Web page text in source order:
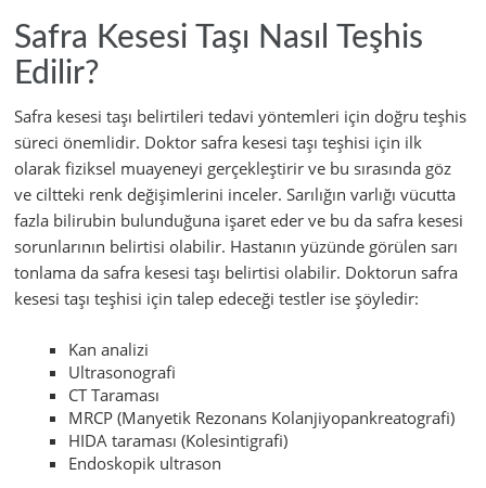
Safra Kesesi Taşı Nasıl Teşhis
Edilir?
Safra kesesi taşı belirtileri tedavi yöntemleri için doğru teşhis
süreci önemlidir. Doktor safra kesesi taşı teşhisi için ilk
olarak fiziksel muayeneyi gerçekleştirir ve bu sırasında göz
ve ciltteki renk değişimlerini inceler. Sarılığın varlığı vücutta
fazla bilirubin bulunduğuna işaret eder ve bu da safra kesesi
sorunlarının belirtisi olabilir. Hastanın yüzünde görülen sarı
tonlama da safra kesesi taşı belirtisi olabilir. Doktorun safra
kesesi taşı teşhisi için talep edeceği testler ise şöyledir:
Kan analizi
Ultrasonografi
CT Taraması
MRCP (Manyetik Rezonans Kolanjiyopankreatografi)
HIDA taraması (Kolesintigrafi)
Endoskopik ultrason